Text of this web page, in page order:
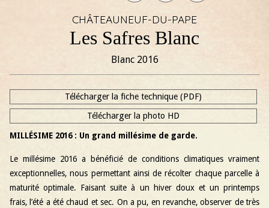
CHÂTEAUNEUF-DU-PAPE
Les Safres Blanc
Blanc 2016
Télécharger la fiche technique (PDF)
Télécharger la photo HD
MILLÉSIME 2016 : Un grand millésime de garde.
Le millésime 2016 a bénéficié de conditions climatiques vraiment
exceptionnelles, nous permettant ainsi de récolter chaque parcelle à
maturité optimale. Faisant suite à un hiver doux et un printemps
frais, l’été a été chaud et sec. On a pu, en revanche, observer de très